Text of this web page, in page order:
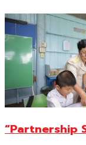
“Partnership